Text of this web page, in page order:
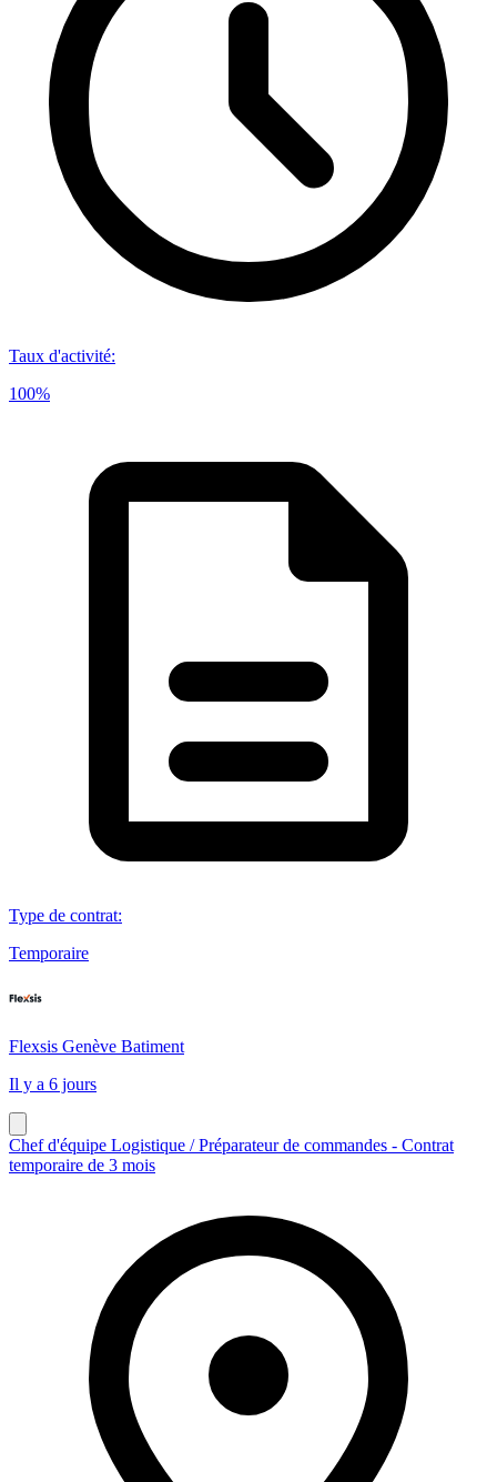
Taux d'activité:
100%
Type de contrat:
Temporaire
Flexsis Genève Batiment
Il y a 6 jours
Chef d'équipe Logistique / Préparateur de commandes - Contrat
temporaire de 3 mois